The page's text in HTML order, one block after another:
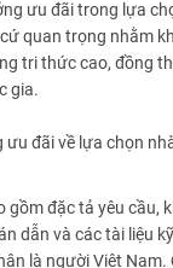
ưu đãi trong lựa
quan trọng nhằm
tri thức cao, đồng
gia.
đãi về lựa chọn
đặc tả yêu cầu,
dẫn và các tài liệu
là người Việt